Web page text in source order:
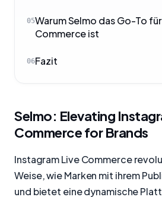
05Warum Selmo das Go-To
Commerce ist
06Fazit
Selmo: Elevating
Commerce for Brands
Instagram Live Commerce
Weise, wie Marken mit ihrem
und bietet eine dynamische